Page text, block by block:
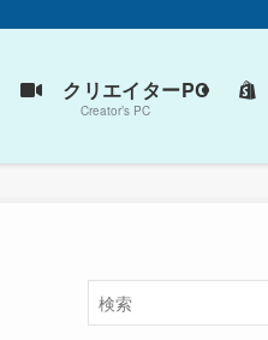
クリエイターPC
Creator’s PC